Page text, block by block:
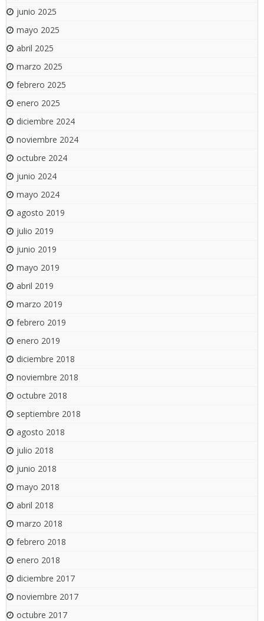
junio 2025
mayo 2025
abril 2025
marzo 2025
febrero 2025
enero 2025
diciembre 2024
noviembre 2024
octubre 2024
junio 2024
mayo 2024
agosto 2019
julio 2019
junio 2019
mayo 2019
abril 2019
marzo 2019
febrero 2019
enero 2019
diciembre 2018
noviembre 2018
octubre 2018
septiembre 2018
agosto 2018
julio 2018
junio 2018
mayo 2018
abril 2018
marzo 2018
febrero 2018
enero 2018
diciembre 2017
noviembre 2017
octubre 2017